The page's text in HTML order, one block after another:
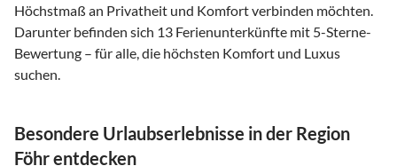
Höchstmaß an Privatheit und Komfort verbinden möchten.
Darunter befinden sich 13 Ferienunterkünfte mit 5-Sterne-
Bewertung – für alle, die höchsten Komfort und Luxus
suchen.
Besondere Urlaubserlebnisse in der Region
Föhr entdecken